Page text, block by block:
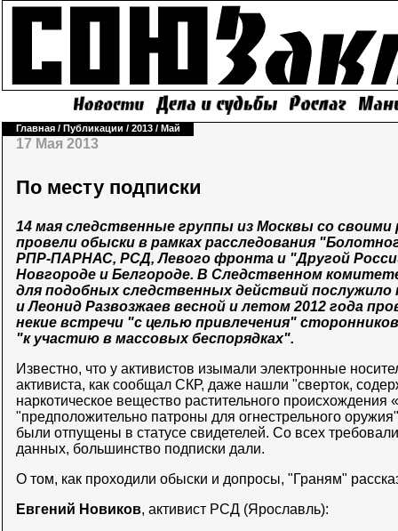
Главная / Публикации / 2013 / Май
17 Мая 2013
По месту подписки
14 мая следственные группы из Москвы со
провели обыски в рамках расследования
РПР-ПАРНАС, РСД, Левого фронта и "Другой
Новгороде и Белгороде. В Следственном
для подобных следственных действий послужило
и Леонид Развозжаев весной и летом 2012 года
некие встречи "с целью привлечения"
"к участию в массовых беспорядках".
Известно, что у активистов изымали электронные
активиста, как сообщал СКР, даже нашли "сверток,
наркотическое вещество растительного происхождения
"предположительно патроны для огнестрельного
были отпущены в статусе свидетелей. Со всех
данных, большинство подписки дали.
О том, как проходили обыски и допросы, "Граням"
Евгений Новиков, активист РСД (Ярославль):